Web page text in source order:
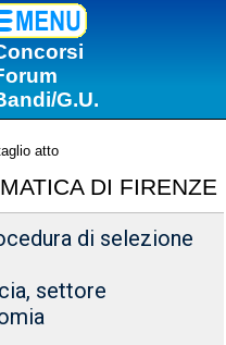
G.U.
atto
DI FIRENZE
di selezione
settore